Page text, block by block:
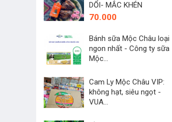
DỔI- MẮC KHÉN
70.000
Bánh sữa Mộc Châu loại
ngon nhất - Công ty sữa
Mộc...
Cam Ly Mộc Châu VIP:
không hạt, siêu ngọt -
VUA...